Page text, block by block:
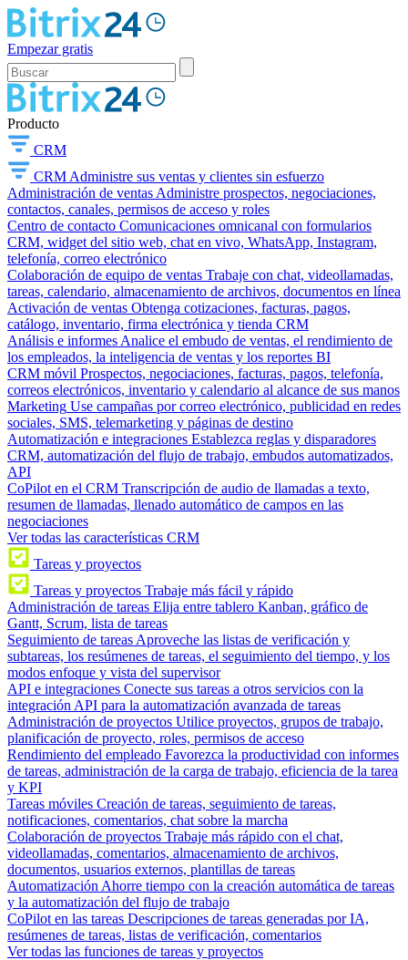
Empezar gratis
Producto
CRM
CRM Administre sus ventas y clientes sin esfuerzo
Administración de ventas Administre prospectos, negociaciones,
contactos, canales, permisos de acceso y roles
Centro de contacto Comunicaciones omnicanal con formularios
CRM, widget del sitio web, chat en vivo, WhatsApp, Instagram,
telefonía, correo electrónico
Colaboración de equipo de ventas Trabaje con chat, videollamadas,
tareas, calendario, almacenamiento de archivos, documentos en línea
Activación de ventas Obtenga cotizaciones, facturas, pagos,
catálogo, inventario, firma electrónica y tienda CRM
Análisis e informes Analice el embudo de ventas, el rendimiento de
los empleados, la inteligencia de ventas y los reportes BI
CRM móvil Prospectos, negociaciones, facturas, pagos, telefonía,
correos electrónicos, inventario y calendario al alcance de sus manos
Marketing Use campañas por correo electrónico, publicidad en redes
sociales, SMS, telemarketing y páginas de destino
Automatización e integraciones Establezca reglas y disparadores
CRM, automatización del flujo de trabajo, embudos automatizados,
API
CoPilot en el CRM Transcripción de audio de llamadas a texto,
resumen de llamadas, llenado automático de campos en las
negociaciones
Ver todas las características CRM
Tareas y proyectos
Tareas y proyectos Trabaje más fácil y rápido
Administración de tareas Elija entre tablero Kanban, gráfico de
Gantt, Scrum, lista de tareas
Seguimiento de tareas Aproveche las listas de verificación y
subtareas, los resúmenes de tareas, el seguimiento del tiempo, y los
modos enfoque y vista del supervisor
API e integraciones Conecte sus tareas a otros servicios con la
integración API para la automatización avanzada de tareas
Administración de proyectos Utilice proyectos, grupos de trabajo,
planificación de proyecto, roles, permisos de acceso
Rendimiento del empleado Favorezca la productividad con informes
de tareas, administración de la carga de trabajo, eficiencia de la tarea
y KPI
Tareas móviles Creación de tareas, seguimiento de tareas,
notificaciones, comentarios, chat sobre la marcha
Colaboración de proyectos Trabaje más rápido con el chat,
videollamadas, comentarios, almacenamiento de archivos,
documentos, usuarios externos, plantillas de tareas
Automatización Ahorre tiempo con la creación automática de tareas
y la automatización del flujo de trabajo
CoPilot en las tareas Descripciones de tareas generadas por IA,
resúmenes de tareas, listas de verificación, comentarios
Ver todas las funciones de tareas y proyectos